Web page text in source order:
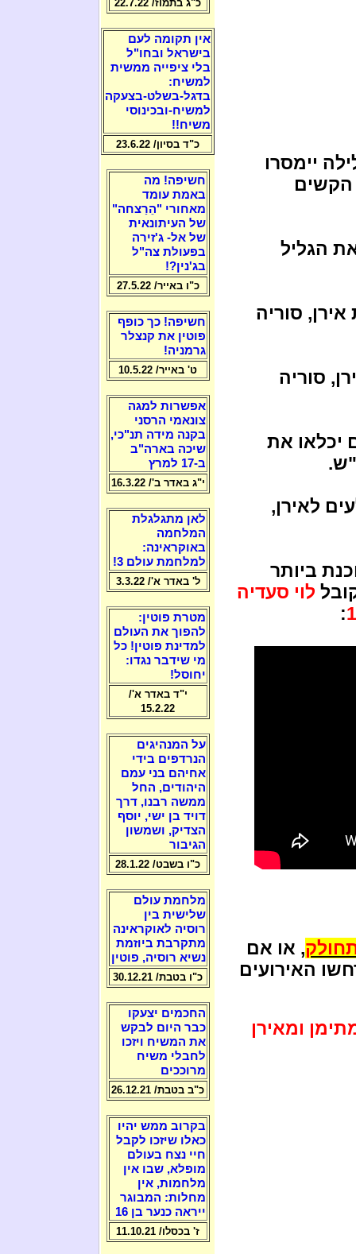
יימסרו
הקשים
הגליל
סוריה
סוריה
יכלאו את
לאירן,
ביותר
לוי סעדיה
:
, או אם
האירועים
ומאירן
כ"ג בתמוז/ 22.7.22
אין תקומה לעם
בישראל ובחו"ל
בלי ציפייה ממשית
למשיח:
בדגל-בשלט-בצעקה
למשיח-ובכינוסי
משיח!!
כ"ד בסיון/ 23.6.22
חשיפה! מה
באמת עומד
מאחורי "הֵרַצחה"
של העיתונאית
של אל- ג'זירה
בפעולת צה"ל
בג'נין?!
כ"ו באייר/ 27.5.22
חשיפה! כך כופף
פוטין את קנצלר
גרמניה!
ט' באייר/ 10.5.22
אפשרות למגה
צונאמי הרסני
בקנה מידה תנ"כי,
שיכה בארה"ב
ב-17 למרץ
י"ג באדר ב'/ 16.3.22
לאן מתגלגלת
המלחמה
באוקראינה:
למלחמת עולם 3!
ל' באדר א'/ 3.3.22
מטרת פוטין:
להפוך את העולם
למדינת פוטין! כל
מי שידבר נגדו:
יחוסל!
י"ד באדר א'/
15.2.22
על המנהיגים
הנרדפים בידי
אחיהם בני עמם
היהודים, החל
ממשה רבנו, דרך
דויד בן ישי, יוסף
הצדיק, ושמשון
הגיבור
כ"ו בשבט/ 28.1.22
מלחמת עולם
שלישית בין
רוסיה לאוקראינה
מתקרבת ביוזמת
נשיא רוסיה, פוטין
כ"ו בטבת/ 30.12.21
החכמים יצעקו
כבר היום לבקש
את המשיח ויזכו
לחבלי משיח
מרוככים
כ"ב בטבת/ 26.12.21
בקרוב ממש יהיו
כאלו שיזכו לקבל
חיי נצח בעולם
מופלא, שבו אין
מלחמות, אין
מחלות: המבוגר
ייראה כנער בן 16
ז' בכסלו/ 11.10.21